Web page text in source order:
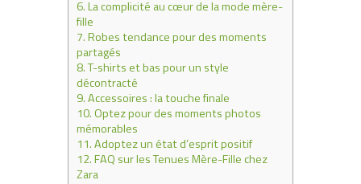
6.La complicité au cœur de la mode mère-
fille
7.Robes tendance pour des moments
partagés
8.T-shirts et bas pour un style
décontracté
9.Accessoires : la touche finale
10.Optez pour des moments photos
mémorables
11.Adoptez un état d’esprit positif
12.FAQ sur les Tenues Mère-Fille chez
Zara